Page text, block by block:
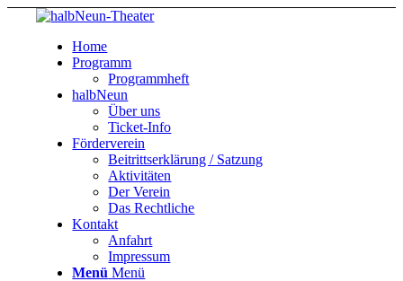
Home
Programm
Programmheft
halbNeun
Über uns
Ticket-Info
Förderverein
Beitrittserklärung / Satzung
Aktivitäten
Der Verein
Das Rechtliche
Kontakt
Anfahrt
Impressum
Menü Menü